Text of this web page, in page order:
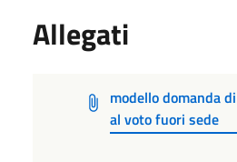
Allegati
modello domanda
al voto fuori sede